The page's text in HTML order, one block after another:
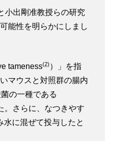
小出剛准教授らの研究
能性を明らかにしまし
tameness(2)）」を指
マウスと対照群の腸内
の一種である
。さらに、なつきやす
に混ぜて投与したと